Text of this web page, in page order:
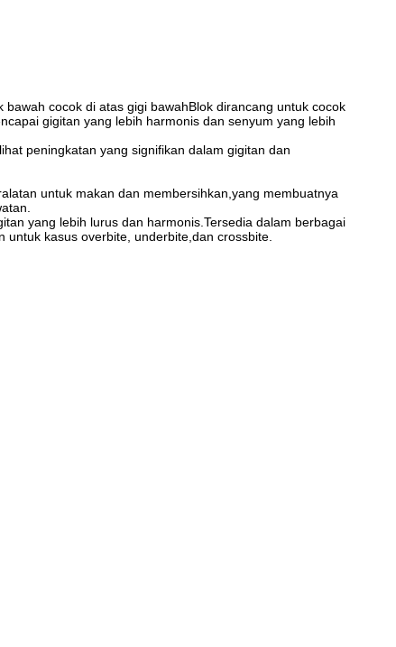
cocok di atas gigi bawahBlok dirancang untuk cocok
gigitan yang lebih harmonis dan senyum yang lebih
peningkatan yang signifikan dalam gigitan dan
untuk makan dan membersihkan,yang membuatnya
yang lebih lurus dan harmonis.Tersedia dalam berbagai
kasus overbite, underbite,dan crossbite.